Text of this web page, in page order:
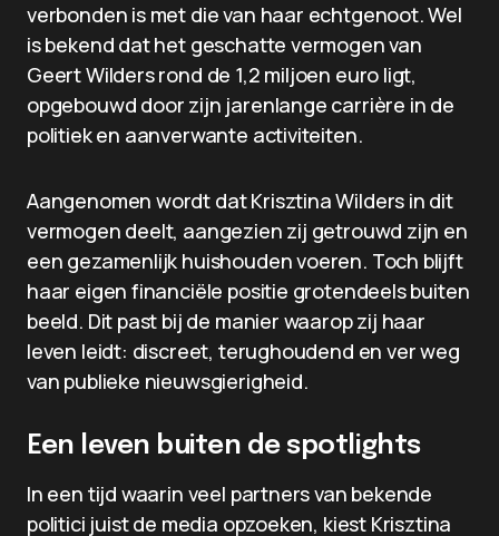
verbonden is met die van haar echtgenoot. Wel
is bekend dat het geschatte vermogen van
Geert Wilders rond de 1,2 miljoen euro ligt,
opgebouwd door zijn jarenlange carrière in de
politiek en aanverwante activiteiten.
Aangenomen wordt dat Krisztina Wilders in dit
vermogen deelt, aangezien zij getrouwd zijn en
een gezamenlijk huishouden voeren. Toch blijft
haar eigen financiële positie grotendeels buiten
beeld. Dit past bij de manier waarop zij haar
leven leidt: discreet, terughoudend en ver weg
van publieke nieuwsgierigheid.
Een leven buiten de spotlights
In een tijd waarin veel partners van bekende
politici juist de media opzoeken, kiest Krisztina